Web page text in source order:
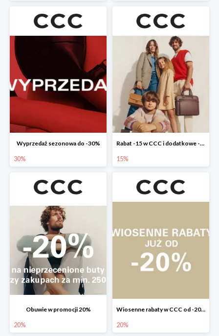
Wyprzedaż sezonowa do -30%
30%
Rabat -15 w CCC i dodatkowe -20% dla klubowiczów
15%
Obuwie w promocji 20%
20%
Wiosenne rabaty w CCC od -20%
20%